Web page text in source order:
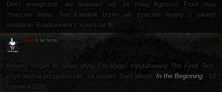
Dość energiczne, ale obawiam się, że nowy Agnostic Front hula
znacznie lepiej. Ten kawałek brzmi jak żywcem wyjęty z jakiejś
składanki Roadrunnera z końca lat 90.
yog 6 lat temu
Kolejny singiel do nowej płyty Cro-Mags, zatytułowany The Final Test,
czyli można przypuszczać, że ostatni. Sam album, In the Beginning - 19
czerwca 2020.